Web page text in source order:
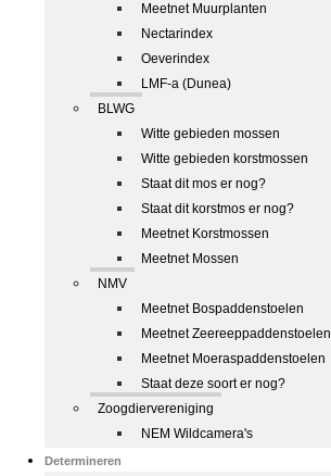
Meetnet Muurplanten
Nectarindex
Oeverindex
LMF-a (Dunea)
BLWG
Witte gebieden mossen
Witte gebieden korstmossen
Staat dit mos er nog?
Staat dit korstmos er nog?
Meetnet Korstmossen
Meetnet Mossen
NMV
Meetnet Bospaddenstoelen
Meetnet Zeereeppaddenstoelen
Meetnet Moeraspaddenstoelen
Staat deze soort er nog?
Zoogdiervereniging
NEM Wildcamera's
Determineren